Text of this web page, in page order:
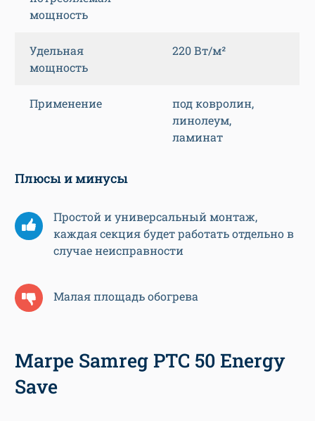
мощность
Удельная
мощность
220 Вт/м²
Применение
под ковролин,
линолеум,
ламинат
Плюсы и минусы
Простой и универсальный монтаж,
каждая секция будет работать отдельно в
случае неисправности
Малая площадь обогрева
Marpe Samreg PTC 50 Energy
Save